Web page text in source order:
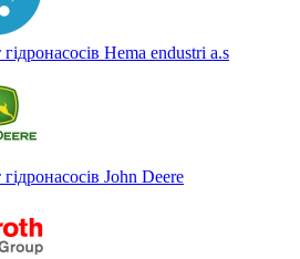
Hema endustri a.s
John Deere